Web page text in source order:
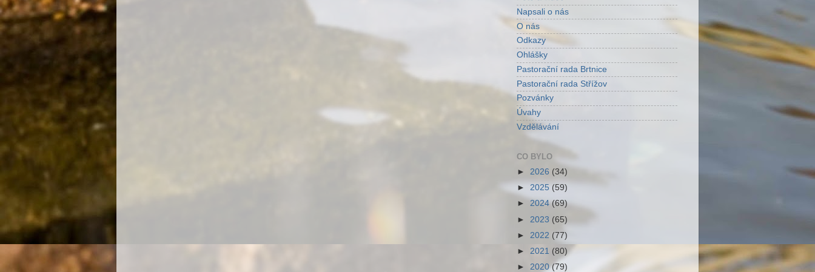
Napsali o nás
O nás
Odkazy
Ohlášky
Pastorační rada Brtnice
Pastorační rada Střížov
Pozvánky
Úvahy
Vzdělávání
CO BYLO
► 2026 (34)
► 2025 (59)
► 2024(69)
► 2023 (65)
► 2022 (77)
► 2021 (80)
► 2020(79)